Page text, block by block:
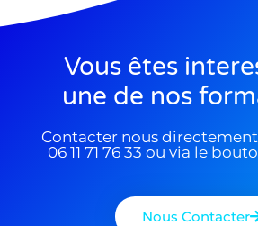
Vous êtes
une de nos
Contacter nous
06 11 71 76 33 ou via le
Nous Contacter